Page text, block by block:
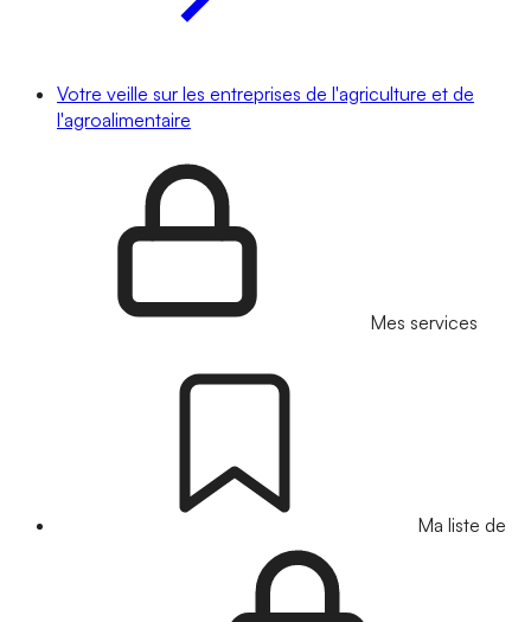
Votre veille sur les entreprises de l'agriculture et de
l'agroalimentaire
Mes services
Ma liste de